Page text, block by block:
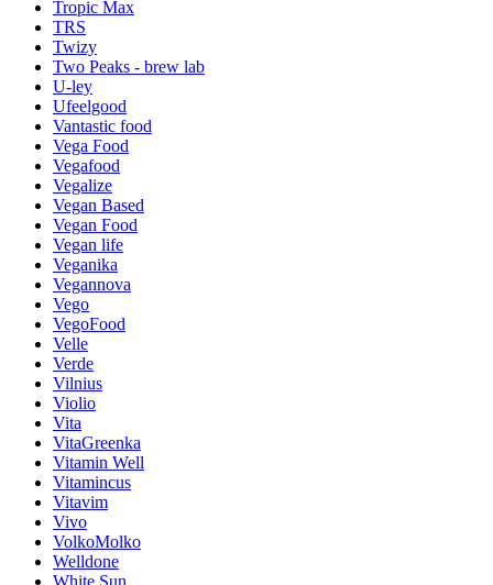
Tropic Max
TRS
Twizy
Two Peaks - brew lab
U-ley
Ufeelgood
Vantastic food
Vega Food
Vegafood
Vegalize
Vegan Based
Vegan Food
Vegan life
Veganika
Vegannova
Vego
VegoFood
Velle
Verde
Vilnius
Violio
Vita
VitaGreenka
Vitamin Well
Vitamincus
Vitavim
Vivo
VolkoMolko
Welldone